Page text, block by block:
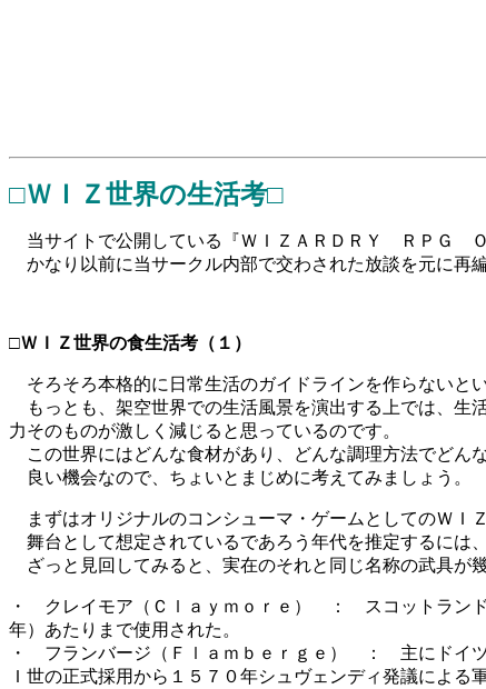
□ＷＩＺ世界の生活考□
当サイトで公開している『ＷＩＺＡＲＤＲＹ ＲＰＧ Ｏ
かなり以前に当サークル内部で交わされた放談を元に再
□ＷＩＺ世界の食生活考（１）
そろそろ本格的に日常生活のガイドラインを作らないと
もっとも、架空世界での生活風景を演出する上では、生
力そのものが激しく減じると思っているのです。
この世界にはどんな食材があり、どんな調理方法でどん
良い機会なので、ちょいとまじめに考えてみましょう。
まずはオリジナルのコンシューマ・ゲームとしてのＷＩ
舞台として想定されているであろう年代を推定するには
ざっと見回してみると、実在のそれと同じ名称の武具が
・ クレイモア（Ｃｌａｙｍｏｒｅ） ： スコットランド
年）あたりまで使用された。
・ フランバージ（Ｆｌａｍｂｅｒｇｅ） ： 主にドイツ
Ｉ世の正式採用から１５７０年シュヴェンディ発議による